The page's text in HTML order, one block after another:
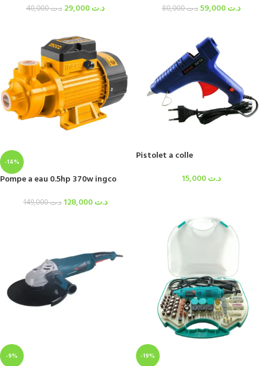
د.ت40,000 د.ت29,000 د.ت80,000 د.ت59,000
-14%
Pompe a eau 0.5hp 370w ingco
د.ت149,000 د.ت128,000
Pistolet a colle
د.ت15,000
-9% -19%